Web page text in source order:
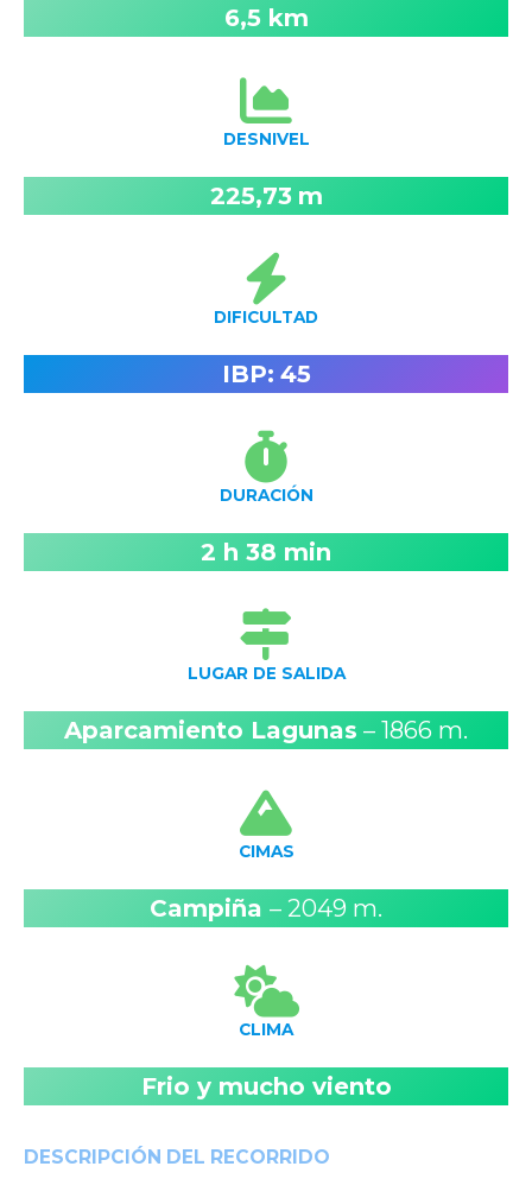
6,5 km
DESNIVEL
225,73 m
DIFICULTAD
IBP: 45
DURACIÓN
2 h 38 min
LUGAR DE SALIDA
Aparcamiento Lagunas – 1866 m.
CIMAS
Campiña – 2049 m.
CLIMA
Frio y mucho viento
DESCRIPCIÓN DEL RECORRIDO